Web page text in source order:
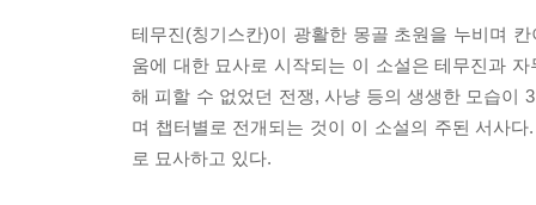
테무진(칭기스칸)이 광활한 몽골 초원을 누비며
움에 대한 묘사로 시작되는 이 소설은 테무진과
해 피할 수 없었던 전쟁, 사냥 등의 생생한 모습이
며 챕터별로 전개되는 것이 이 소설의 주된 서사
로 묘사하고 있다.